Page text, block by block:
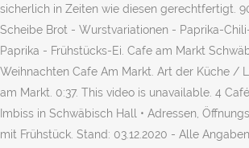
sicherlich in Zeiten wie diesen gerechtfertigt.
Scheibe Brot - Wurstvariationen - Paprika-
Paprika - Frühstücks-Ei. Cafe am Markt
Weihnachten Cafe Am Markt. Art der Küche /
am Markt. 0:37. This video is unavailable. 4
Imbiss in Schwäbisch Hall • Adressen,
mit Frühstück. Stand: 03.12.2020 - Alle